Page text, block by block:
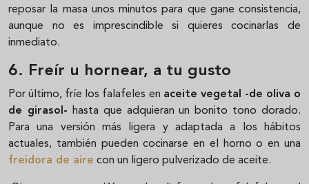
reposar la masa unos minutos para que gane consistencia,
aunque no es imprescindible si quieres cocinarlas de
inmediato.
6. Freír u hornear, a tu gusto
Por último, fríe los falafeles en aceite vegetal -de oliva o
de girasol- hasta que adquieran un bonito tono dorado.
Para una versión más ligera y adaptada a los hábitos
actuales, también pueden cocinarse en el horno o en una
freidora de aire con un ligero pulverizado de aceite.